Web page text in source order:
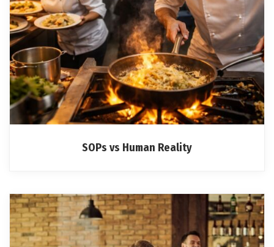
SOPs vs Human Reality